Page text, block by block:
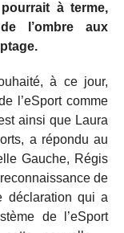
à terme,
l’ombre aux
à ce jour,
l’eSport comme
ainsi que Laura
a répondu au
Gauche, Régis
de
déclaration qui a
de l’eSport